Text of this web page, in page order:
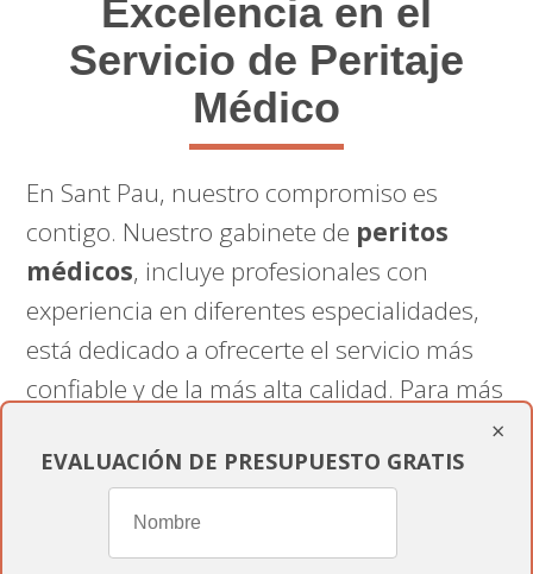
Excelencia en el
Servicio de Peritaje
Médico
En Sant Pau, nuestro compromiso es
contigo. Nuestro gabinete de peritos
médicos, incluye profesionales con
experiencia en diferentes especialidades,
está dedicado a ofrecerte el servicio más
confiable y de la más alta calidad. Para más
peritaje médico en Sant Pau, contáctanos
informesmedicospericiales.com
×
EVALUACIÓN DE PRESUPUESTO GRATIS